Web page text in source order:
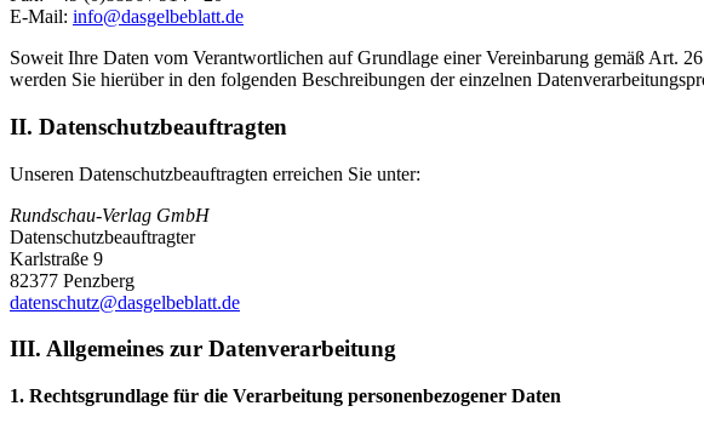
E-Mail: info@dasgelbeblatt.de
Soweit Ihre Daten vom Verantwortlichen auf Grundlage einer Vereinbarung gemäß Art.
werden Sie hierüber in den folgenden Beschreibungen der einzelnen
II. Datenschutzbeauftragten
Unseren Datenschutzbeauftragten erreichen Sie unter:
Rundschau-Verlag GmbH
Datenschutzbeauftragter
Karlstraße 9
82377 Penzberg
datenschutz@dasgelbeblatt.de
III. Allgemeines zur Datenverarbeitung
1. Rechtsgrundlage für die Verarbeitung personenbezogener Daten